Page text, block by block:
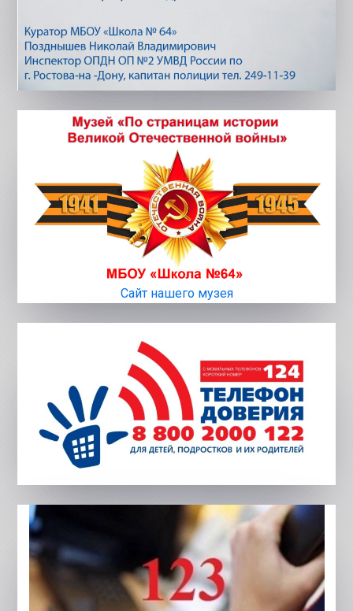
Сайт нашего музея